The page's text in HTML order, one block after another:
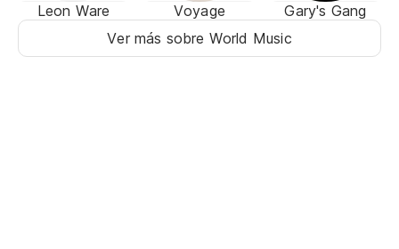
Leon Ware Voyage
Gary's Gang
Ver más sobre World Music